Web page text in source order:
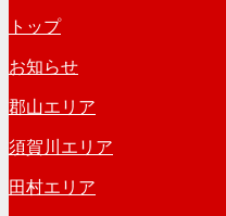
ー
カ
イ
ブ
トップ
お知らせ
郡山エリア
須賀川エリア
田村エリア